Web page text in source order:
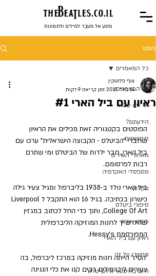
theBeaTles.co.il
מסע אל מעבֶר למילים ולתמונות
פוסט
כל המאמרים
אז זהו שלא
הידעתם?
חיפושונים
מאחורי השירים
מספסלי האקדמיה
מקלנון
סיפורי ביטלס
פוסט אורח
ראיון עם ביל הארי
תחשבו על זה
היום בהיסטורית הביטלס
כל המאמרים
ראיון עם ביל הארי #1
צוף פלוטקין
14 ביולי 2018
זמן קריאה 9 דקות
הפוסטים בקטגוריה זאת מכילים את הראיון
שחברי "הביטלס - הקבוצה הישראלית" ערכו עם
ביל הארי, חבר ילדות של הביטלס ומי שתרם
רבות לפרסומם.
ביל הארי נולד ב-1938 בליברפול ומגיל צעיר גילה
כישרון בכתיבה. בגיל 16 הוא התקבל לLiverpool
College Of Art, ותוך כדי החל לכתוב במגזין
שהיה שייך לחנות המוזיקה הליברפולית
המפורסמת Hessy's.
'הסיז' הייתה חנות מוזיקה במרכז ליברפול, בה
צעירים ליברפולים רבים קנו את כלי הנגינה